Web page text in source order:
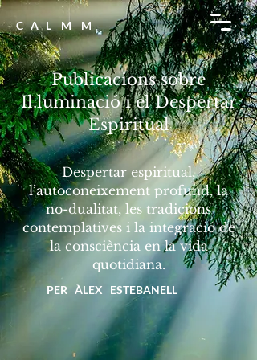
C A L M M
Publicacions sobre
Il.luminació i el Despertar
Espiritual
Despertar espiritual,
l’autoconeixement profund, la
no-dualitat, les tradicions
contemplatives i la integració de
la consciència en la vida
quotidiana.
PER ÀLEX ESTEBANELL